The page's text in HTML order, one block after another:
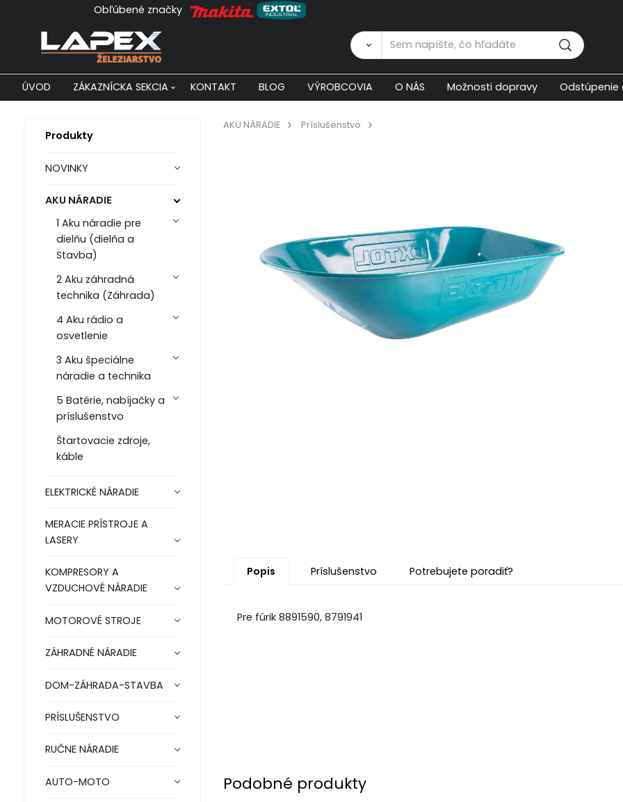
Obľúbené značky Zákaznícka
ÚVOD ZÁKAZNÍCKA SEKCIA KONTAKT BLOG VÝROBCOVIA O NÁS Možnosti dopravy Odstúpenie
Produkty
NOVINKY
AKU NÁRADIE
1 Aku náradie pre
dielňu (dielňa a
Stavba)
2 Aku záhradná
technika (Záhrada)
4 Aku rádio a
osvetlenie
3 Aku špeciálne
náradie a technika
5 Batérie, nabíjačky a
príslušenstvo
Štartovacie zdroje,
káble
ELEKTRICKÉ NÁRADIE
MERACIE PRÍSTROJE A
LASERY
KOMPRESORY A
VZDUCHOVÉ NÁRADIE
MOTOROVÉ STROJE
ZÁHRADNÉ NÁRADIE
DOM-ZÁHRADA-STAVBA
PRÍSLUŠENSTVO
RUČNE NÁRADIE
AUTO-MOTO
AKU NÁRADIE Príslušenstvo
Popis Príslušenstvo Potrebujete poradiť?
Pre fúrik 8891590, 8791941
Podobné produkty